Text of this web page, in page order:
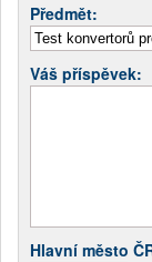
Předmět:
Váš příspěvek:
Hlavní město